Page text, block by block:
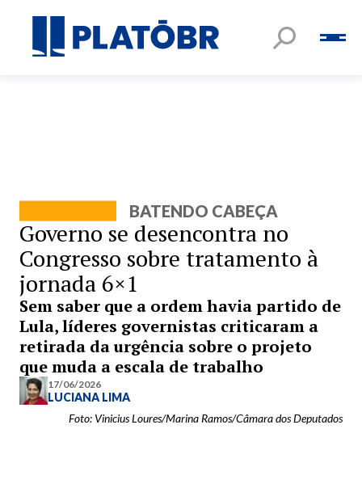
BATENDO CABEÇA
Governo se desencontra no
Congresso sobre tratamento à
jornada 6×1
Sem saber que a ordem havia partido de
Lula, líderes governistas criticaram a
retirada da urgência sobre o projeto
que muda a escala de trabalho
17/06/2026
LUCIANA LIMA
Foto: Vinicius Loures/Marina Ramos/Câmara dos Deputados